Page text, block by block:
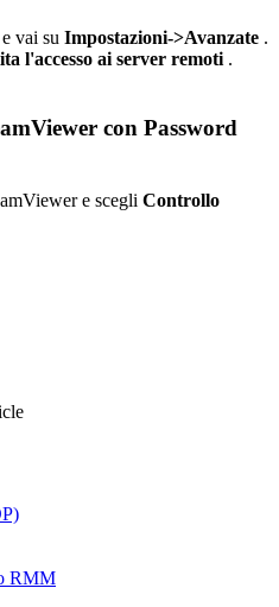
e vai su Impostazioni->Avanzate .
l'accesso ai server remoti .
con Password
e scegli Controllo
RMM